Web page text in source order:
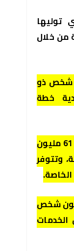
توليها
من خلال
6.2 مليون شخص ذو
خطة
في الولايات المتحدة، يوجد حوالي 61 مليون
وتتوفر
يعيش حوالي 4.4 مليون شخص
الخدمات